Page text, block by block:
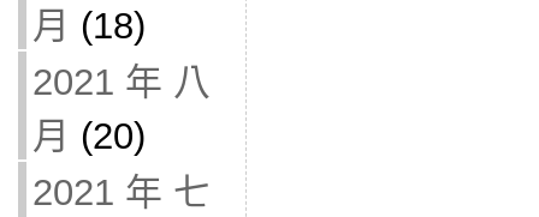
月 (18)
2021 年 八
月 (20)
2021 年 七